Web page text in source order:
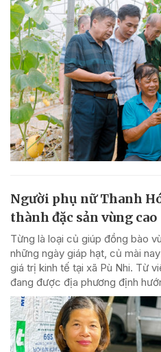
Người phụ nữ Thanh
thành đặc sản vùng cao
Từng là loại củ giúp đồng bào
những ngày giáp hạt, củ mài
giá trị kinh tế tại xã Pù Nhi. Từ
đang được địa phương định